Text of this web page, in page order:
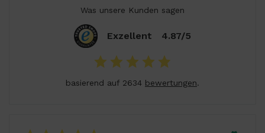
Was unsere Kunden sagen
Exzellent 4.87/5
basierend auf 2634 bewertungen.